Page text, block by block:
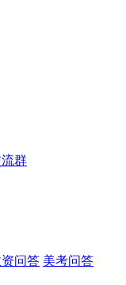
群
问答 美考问答